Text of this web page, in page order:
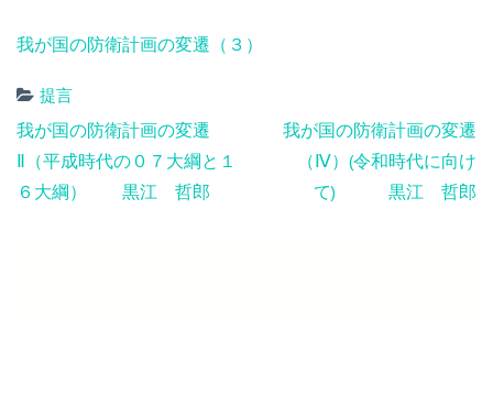
我が国の防衛計画の変遷（３）
提言
Post
navigation
我が国の防衛計画の変遷
Ⅱ（平成時代の０７大綱と１
６大綱） 黒江 哲郎
我が国の防衛計画の変遷
（Ⅳ）(令和時代に向け
て) 黒江 哲郎